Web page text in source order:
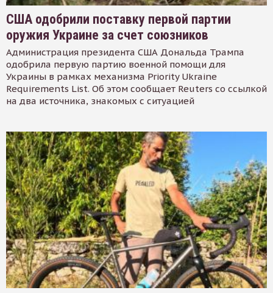
США одобрили поставку первой партии
оружия Украине за счет союзников
Администрация президента США Дональда Трампа
одобрила первую партию военной помощи для
Украины в рамках механизма Priority Ukraine
Requirements List. Об этом сообщает Reuters со ссылкой
на два источника, знакомых с ситуацией